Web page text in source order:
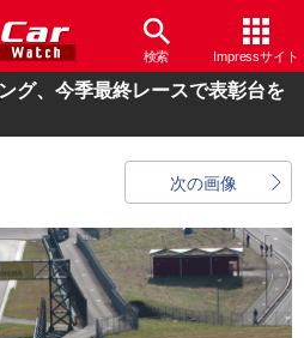
検索 Impressサイト
グ、今季最終レースで表彰台を
次の画像